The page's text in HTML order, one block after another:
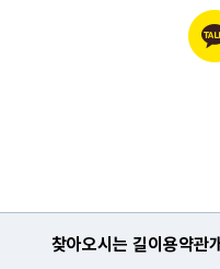
찾아오시는 길이용약관